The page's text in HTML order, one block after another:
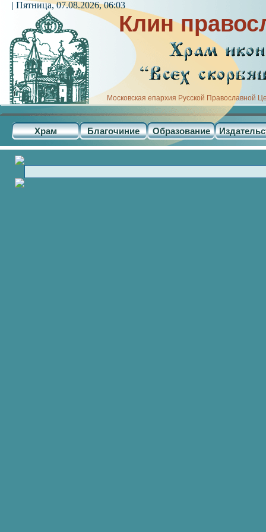
Клин
Московская епархия Русской Православной
Храм Благочиние Образование
| Пятница, 07.08.2026, 06:03